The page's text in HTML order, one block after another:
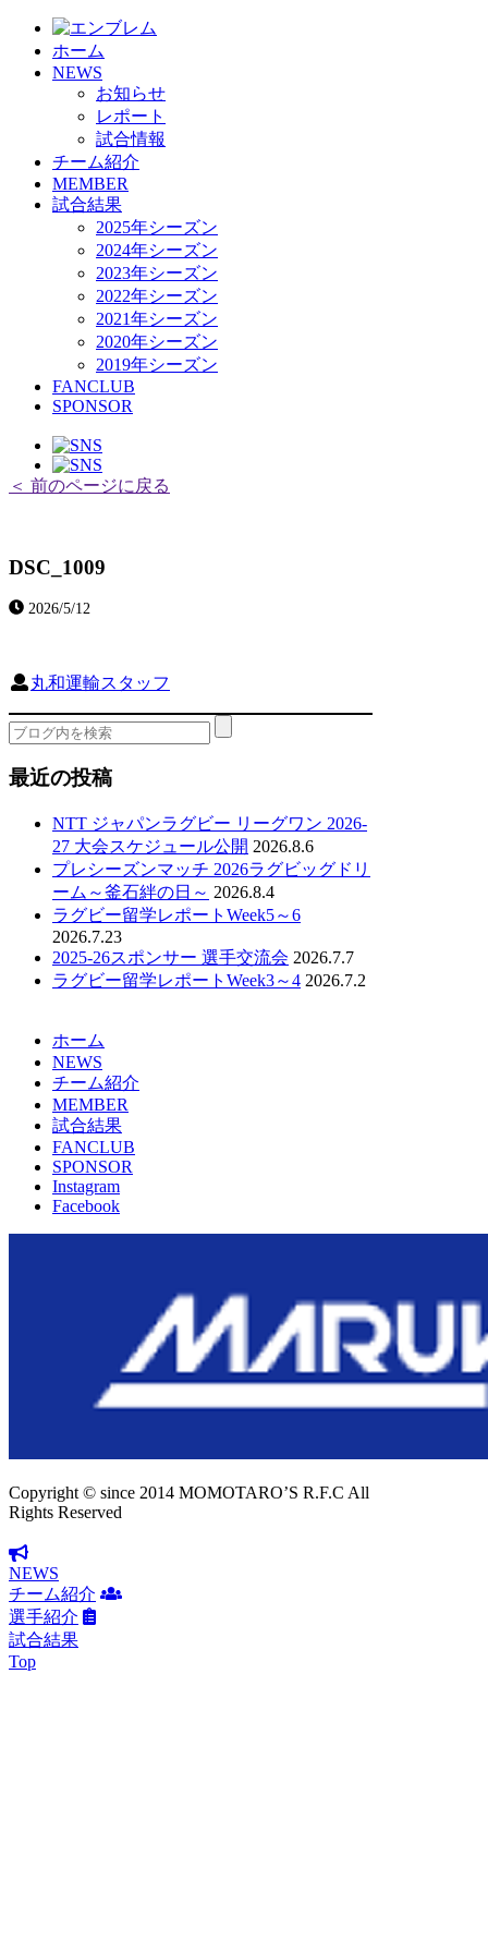
ホーム
NEWS
お知らせ
レポート
試合情報
チーム紹介
MEMBER
試合結果
2025年シーズン
2024年シーズン
2023年シーズン
2022年シーズン
2021年シーズン
2020年シーズン
2019年シーズン
FANCLUB
SPONSOR
＜ 前のページに戻る
DSC_1009
2026/5/12
丸和運輸スタッフ
最近の投稿
NTT ジャパンラグビー リーグワン 2026-
27 大会スケジュール公開 2026.8.6
プレシーズンマッチ 2026ラグビッグドリ
ーム～釜石絆の日～ 2026.8.4
ラグビー留学レポートWeek5～6
2026.7.23
2025-26スポンサー 選手交流会 2026.7.7
ラグビー留学レポートWeek3～4 2026.7.2
ホーム
NEWS
チーム紹介
MEMBER
試合結果
FANCLUB
SPONSOR
Instagram
Facebook
Copyright © since 2014 MOMOTARO’S R.F.C All
Rights Reserved
NEWS
チーム紹介
選手紹介
試合結果
HOME
チーム紹介
選手・スタッフ紹介
Top